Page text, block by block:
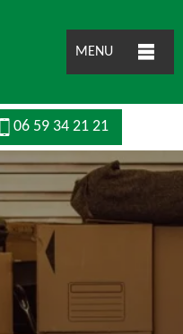
MENU
06 59 34 21 21